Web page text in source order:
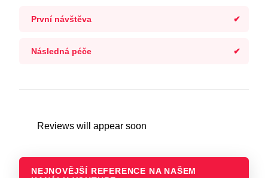
První návštěva
Následná péče
Reviews will appear soon
NEJNOVĚJŠÍ REFERENCE NA NAŠEM